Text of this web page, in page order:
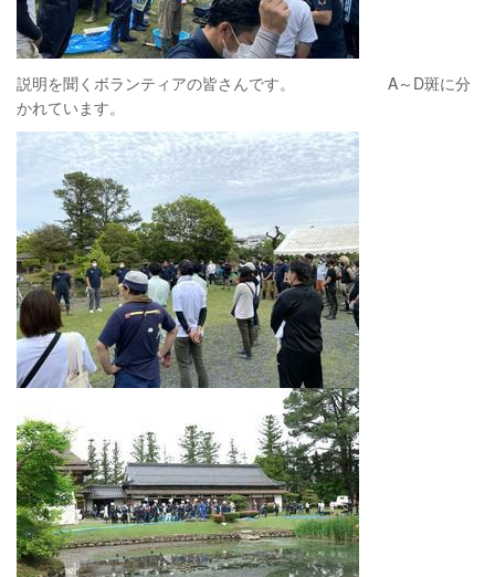
説明を聞くボランティアの皆さんです。 A～D斑に分
かれています。